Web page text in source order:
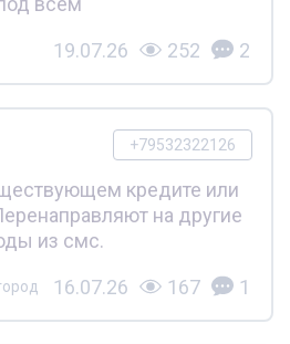
19.07.26 252 2
+79532322126
кредите или
на другие
из смс.
16.07.26 167 1